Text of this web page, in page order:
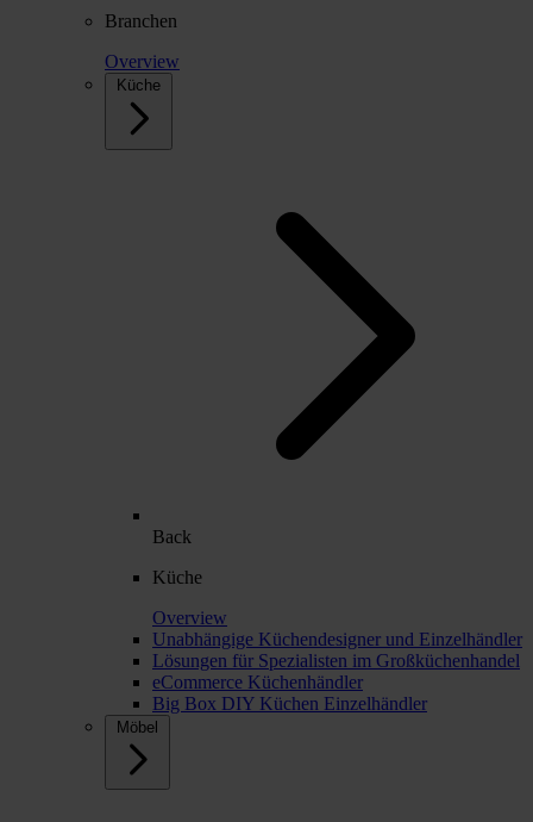
Branchen
Overview
Küche
Back
Küche
Overview
Unabhängige Küchendesigner und Einzelhändler
Lösungen für Spezialisten im Großküchenhandel
eCommerce Küchenhändler
Big Box DIY Küchen Einzelhändler
Möbel